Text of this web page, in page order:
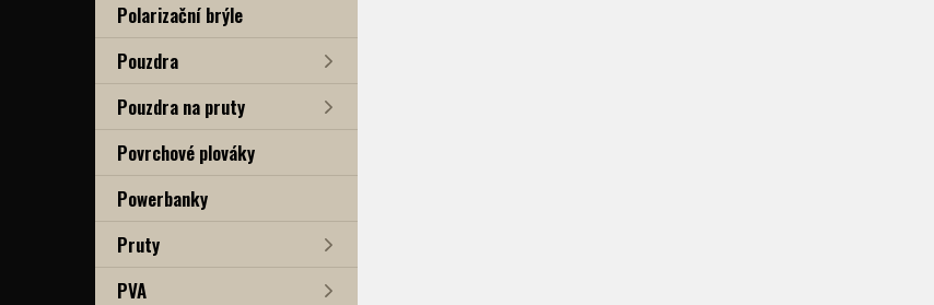
Polarizační brýle
Pouzdra
Pouzdra na pruty
Povrchové plováky
Powerbanky
Pruty
PVA